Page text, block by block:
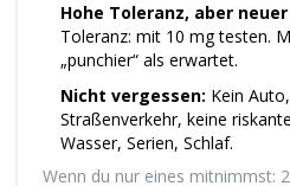
Hohe Toleranz, aber
Toleranz: mit 10 mg testen.
„punchier“ als erwartet.
Nicht vergessen: Kein
Straßenverkehr, keine
Wasser, Serien, Schlaf.
Wenn du nur eines mitnimmst: